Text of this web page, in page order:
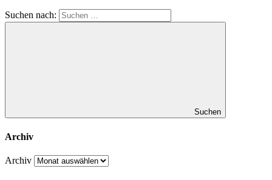
Suchen nach:
Suchen
Archiv
Archiv